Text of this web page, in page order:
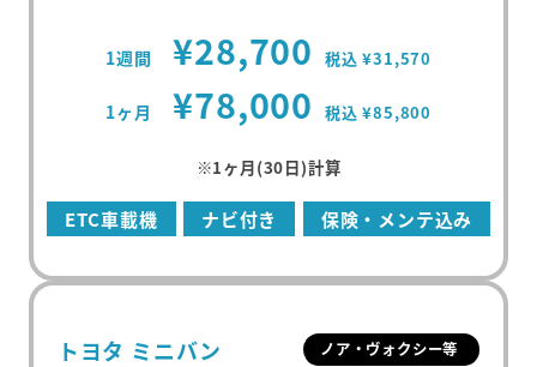
1週間 ¥28,700 税込 ¥31,570
1ヶ月 ¥78,000 税込 ¥85,800
※1ヶ月(30日)計算
ETC車載機 ナビ付き 保険・メンテ込み
トヨタ ミニバン ノア・ヴォクシー等